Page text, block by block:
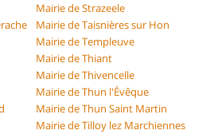
Mairie de Strazeele
Mairie de Taisnières sur Hon
Mairie de Templeuve
Mairie de Thiant
Mairie de Thivencelle
Mairie de Thun l'Évêque
Mairie de Thun Saint Martin
Mairie de Tilloy lez Marchiennes